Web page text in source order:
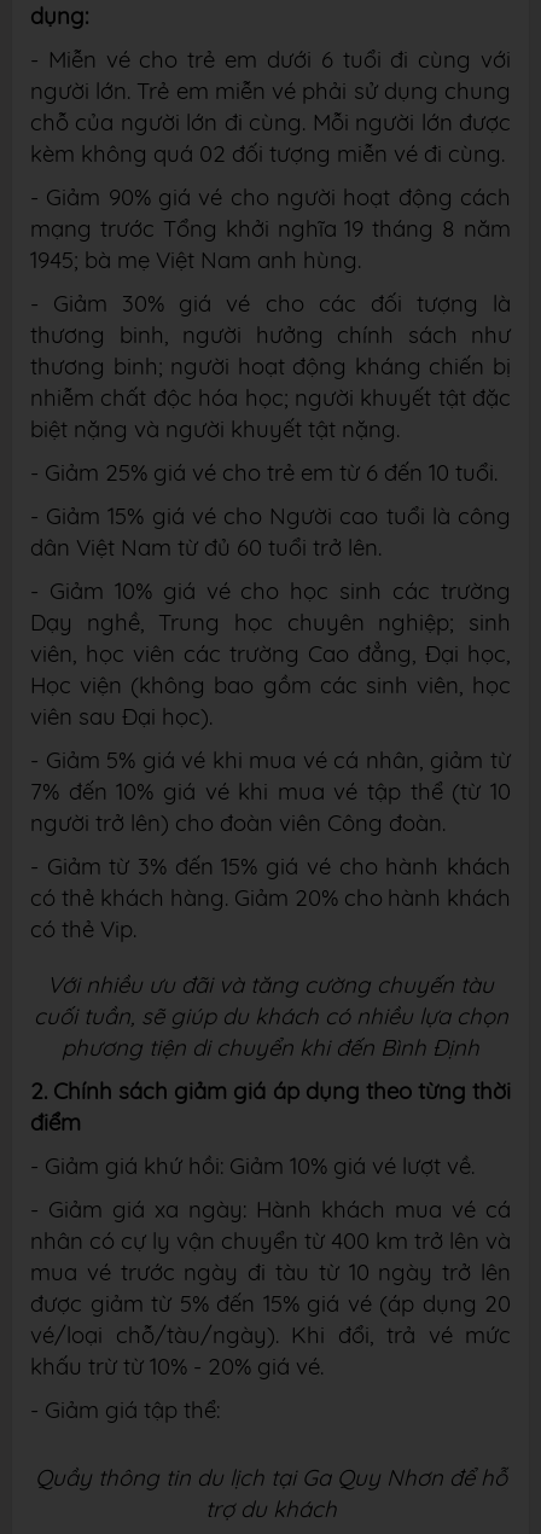
dụng:
- Miễn vé cho trẻ em dưới 6 tuổi đi cùng với
người lớn. Trẻ em miễn vé phải sử dụng chung
chỗ của người lớn đi cùng. Mỗi người lớn được
kèm không quá 02 đối tượng miễn vé đi cùng.
- Giảm 90% giá vé cho người hoạt động cách
mạng trước Tổng khởi nghĩa 19 tháng 8 năm
1945; bà mẹ Việt Nam anh hùng.
- Giảm 30% giá vé cho các đối tượng là
thương binh, người hưởng chính sách như
thương binh; người hoạt động kháng chiến bị
nhiễm chất độc hóa học; người khuyết tật đặc
biệt nặng và người khuyết tật nặng.
- Giảm 25% giá vé cho trẻ em từ 6 đến 10 tuổi.
- Giảm 15% giá vé cho Người cao tuổi là công
dân Việt Nam từ đủ 60 tuổi trở lên.
- Giảm 10% giá vé cho học sinh các trường
Dạy nghề, Trung học chuyên nghiệp; sinh
viên, học viên các trường Cao đẳng, Đại học,
Học viện (không bao gồm các sinh viên, học
viên sau Đại học).
- Giảm 5% giá vé khi mua vé cá nhân, giảm từ
7% đến 10% giá vé khi mua vé tập thể (từ 10
người trở lên) cho đoàn viên Công đoàn.
- Giảm từ 3% đến 15% giá vé cho hành khách
có thẻ khách hàng. Giảm 20% cho hành khách
có thẻ Vip.
Với nhiều ưu đãi và tăng cường chuyến tàu
cuối tuần, sẽ giúp du khách có nhiều lựa chọn
phương tiện di chuyển khi đến Bình Định
2. Chính sách giảm giá áp dụng theo từng thời
điểm
- Giảm giá khứ hồi: Giảm 10% giá vé lượt về.
- Giảm giá xa ngày: Hành khách mua vé cá
nhân có cự ly vận chuyển từ 400 km trở lên và
mua vé trước ngày đi tàu từ 10 ngày trở lên
được giảm từ 5% đến 15% giá vé (áp dụng 20
vé/loại chỗ/tàu/ngày). Khi đổi, trả vé mức
khấu trừ từ 10% - 20% giá vé.
- Giảm giá tập thể:
Quầy thông tin du lịch tại Ga Quy Nhơn để hỗ
trợ du khách